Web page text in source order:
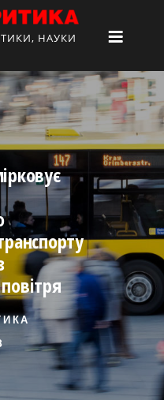
НАУКИ